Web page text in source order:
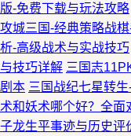
版-免费下载与玩法攻略
攻城三国-经典策略战
析-高级战术与实战技巧
与技巧详解 三国志
剧本 三国战纪七星转
术和妖术哪个好？全面
子龙生平事迹与历史评